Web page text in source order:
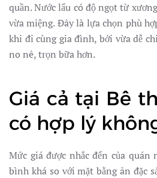
quần. Nước lẩu có độ ngọt từ
vừa miệng. Đây là lựa chọn phù
khi đi cùng gia đình, bởi vừa dễ
no nê, trọn bữa hơn.
Giá cả tại Bê
có hợp lý
Mức giá được nhắc đến của
bình khá so với mặt bằng ăn đặc